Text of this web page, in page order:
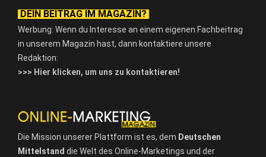
DEIN BEITRAG IM MAGAZIN?
Werbung: Wenn du Interesse an einem eigenen Fachbeitrag
in unserem Magazin hast, dann kontaktiere unsere
Redaktion:
>>> Hier klicken, um uns zu kontaktieren!
Die Mission unserer Plattform ist es, dem Deutschen
Mittelstand die Welt des Online-Marketings und der